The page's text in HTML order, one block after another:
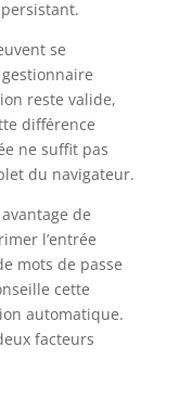
se
reste valide,
différence
ne suffit pas
du navigateur.
de
l’entrée
mots de passe
cette
automatique.
facteurs